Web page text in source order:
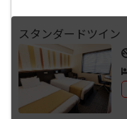
スタンダードツイン